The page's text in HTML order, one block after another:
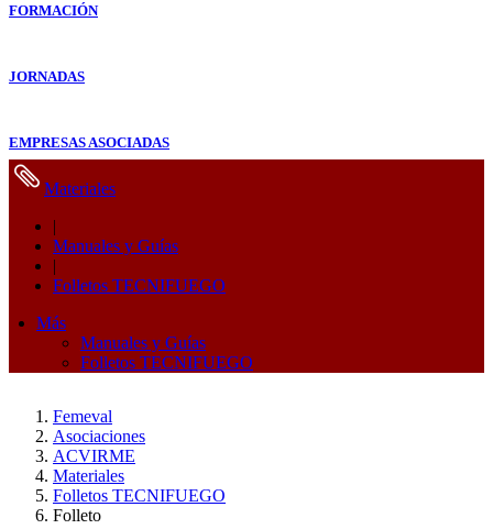
FORMACIÓN
JORNADAS
EMPRESAS ASOCIADAS
Materiales
Manuales y Guías
Folletos TECNIFUEGO
Más
Manuales y Guías
Folletos TECNIFUEGO
Femeval
Asociaciones
ACVIRME
Materiales
Folletos TECNIFUEGO
Folleto